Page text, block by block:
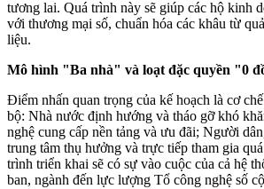
tương lai. Quá trình này sẽ giúp các hộ kinh
với thương mại số, chuẩn hóa các khâu từ
liệu.
Mô hình "Ba nhà" và loạt đặc quyền "0
​Điểm nhấn quan trọng của kế hoạch là cơ
bộ: Nhà nước định hướng và tháo gỡ khó
nghệ cung cấp nền tảng và ưu đãi; Người
trung tâm thụ hưởng và trực tiếp tham gia
trình triển khai sẽ có sự vào cuộc của cả hệ
ban, ngành đến lực lượng Tổ công nghệ số